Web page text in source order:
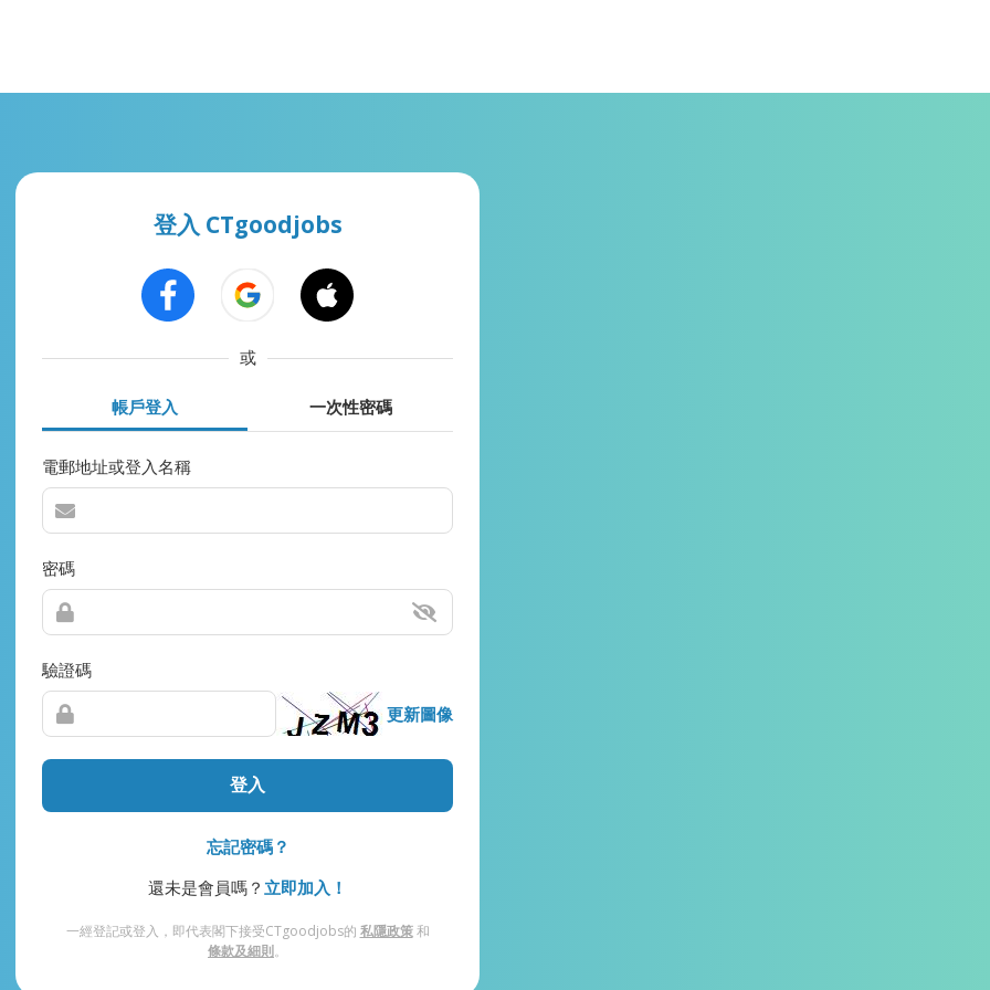
登入 CTgoodjobs
或
帳戶登入 一次性密碼
電郵地址或登入名稱
密碼
驗證碼
更新圖像
登入
忘記密碼？
還未是會員嗎？ 立即加入！
一經登記或登入，即代表閣下接受CTgoodjobs的 私隱政策和
條款及細則。